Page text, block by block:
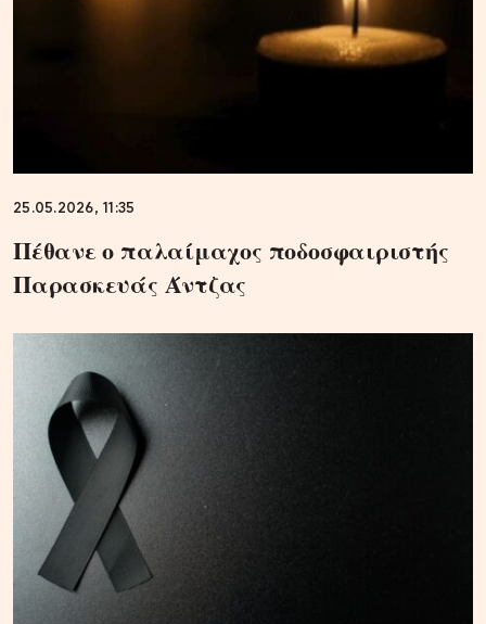
25.05.2026, 11:35
Πέθανε ο παλαίμαχος ποδοσφαιριστής
Παρασκευάς Άντζας